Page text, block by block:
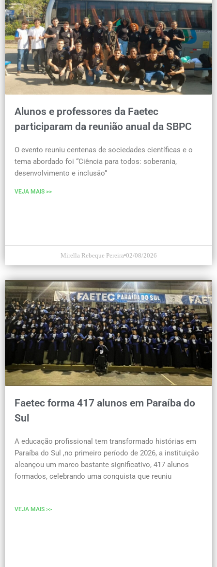
Alunos e professores da Faetec
participaram da reunião anual da SBPC
O evento reuniu centenas de sociedades científicas e o
tema abordado foi “Ciência para todos: soberania,
desenvolvimento e inclusão”
VEJA MAIS >>
Mirella Rebeque Pereira 02/08/2026
Faetec forma 417 alunos em Paraíba do
Sul
A educação profissional tem transformado histórias em
Paraíba do Sul ,no primeiro período de 2026, a instituição
alcançou um marco bastante significativo, 417 alunos
formados, celebrando uma conquista que reuniu
VEJA MAIS >>